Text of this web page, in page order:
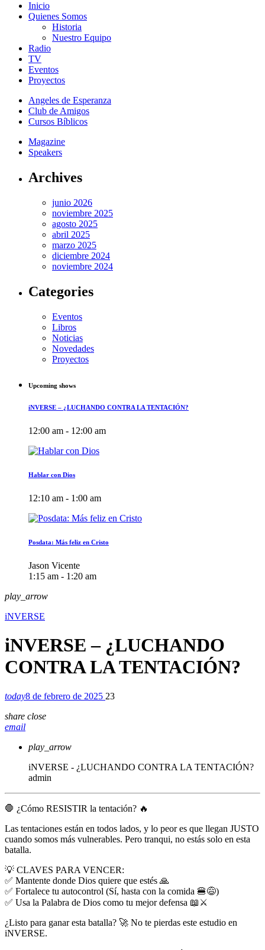
Inicio
Quienes Somos
Historia
Nuestro Equipo
Radio
TV
Eventos
Proyectos
Angeles de Esperanza
Club de Amigos
Cursos Bíblicos
Magazine
Speakers
Archives
junio 2026
noviembre 2025
agosto 2025
abril 2025
marzo 2025
diciembre 2024
noviembre 2024
Categories
Eventos
Libros
Noticias
Novedades
Proyectos
Upcoming shows
iNVERSE – ¿LUCHANDO CONTRA LA TENTACIÓN?
12:00 am - 12:00 am
Hablar con Dios
12:10 am - 1:00 am
Posdata: Más feliz en Cristo
Jason Vicente
1:15 am - 1:20 am
play_arrow
iNVERSE
iNVERSE – ¿LUCHANDO
CONTRA LA TENTACIÓN?
today8 de febrero de 2025 23
share close
email
play_arrow
iNVERSE - ¿LUCHANDO CONTRA LA TENTACIÓN?
admin
🛑 ¿Cómo RESISTIR la tentación? 🔥
Las tentaciones están en todos lados, y lo peor es que llegan JUSTO
cuando somos más vulnerables. Pero tranqui, no estás solo en esta
batalla.
💡 CLAVES PARA VENCER:
✅ Mantente donde Dios quiere que estés 🙏
✅ Fortalece tu autocontrol (Sí, hasta con la comida 🍔😅)
✅ Usa la Palabra de Dios como tu mejor defensa 📖⚔️
¿Listo para ganar esta batalla? 🚀 No te pierdas este estudio en
iNVERSE.